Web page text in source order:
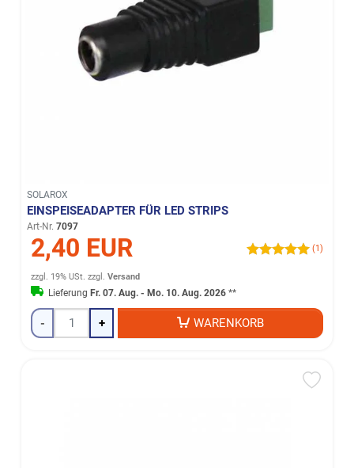
SOLAROX
EINSPEISEADAPTER FÜR LED STRIPS
Art-Nr. 7097
2,40 EUR (1)
zzgl. 19% USt. zzgl.Versand
Lieferung Fr. 07. Aug. - Mo. 10. Aug. 2026 **
- + WARENKORB